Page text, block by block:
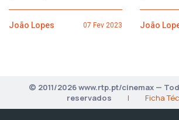
João Lopes 07 Fev 2023 João
© 2011/2026 www.rtp.pt/cinemax —
reservados
| Ficha